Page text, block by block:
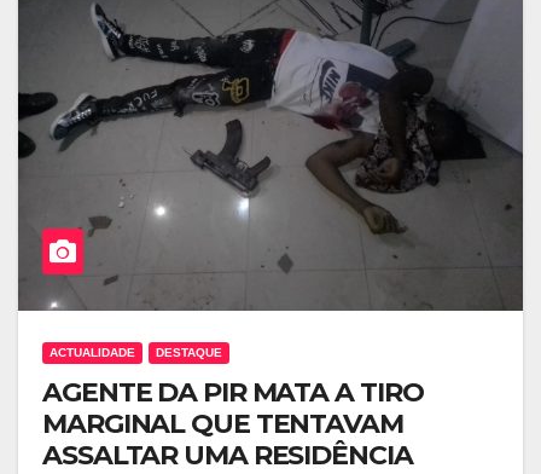
ACTUALIDADE DESTAQUE
AGENTE DA PIR MATA A TIRO
MARGINAL QUE TENTAVAM
ASSALTAR UMA RESIDÊNCIA